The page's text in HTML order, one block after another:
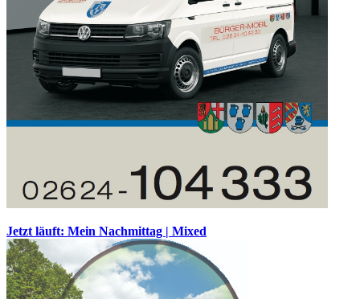
Jetzt läuft: Mein Nachmittag | Mixed